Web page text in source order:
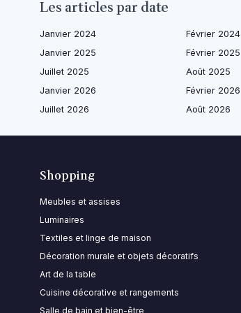
Les articles par date
Janvier 2024 Février 2024
Janvier 2025
Février 2025
Juillet 2025
Août 2025
Janvier 2026
Février 2026
Juillet 2026
Août 2026
Shopping
Meubles et assises
Luminaires
Textiles et linge de maison
Décoration murale et objets décoratifs
Art de la table
Cuisine décorative et rangements
Salle de bain et bien-être